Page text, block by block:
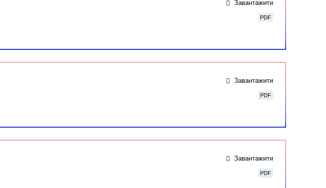
Завантажити
PDF
Завантажити
PDF
Завантажити
PDF